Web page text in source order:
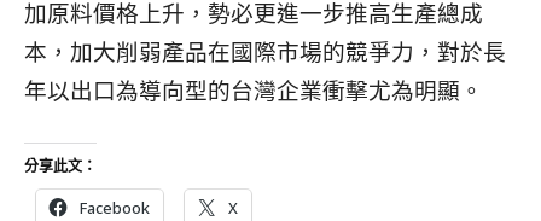
加原料價格上升，勢必更進一步推高生產總成
本，加大削弱產品在國際市場的競爭力，對於長
年以出口為導向型的台灣企業衝擊尤為明顯。
分享此文：
Facebook X